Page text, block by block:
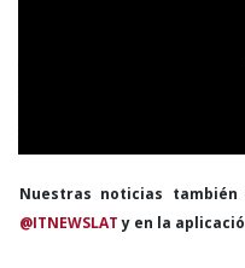
Nuestras noticias
@ITNEWSLATy en la